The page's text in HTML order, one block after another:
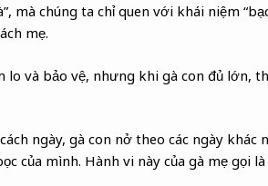
mà chúng ta chỉ quen với khái niệm
mẹ.
lo và bảo vệ, nhưng khi gà con đủ lớn,
ngày, gà con nở theo các ngày khác
của mình. Hành vi này của gà mẹ gọi là